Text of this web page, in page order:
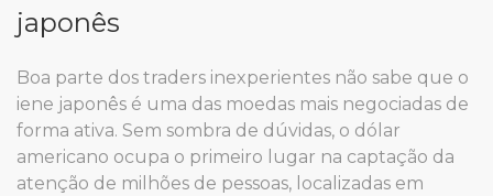
japonês
Boa parte dos traders inexperientes não sabe que o
iene japonês é uma das moedas mais negociadas de
forma ativa. Sem sombra de dúvidas, o dólar
americano ocupa o primeiro lugar na captação da
atenção de milhões de pessoas, localizadas em